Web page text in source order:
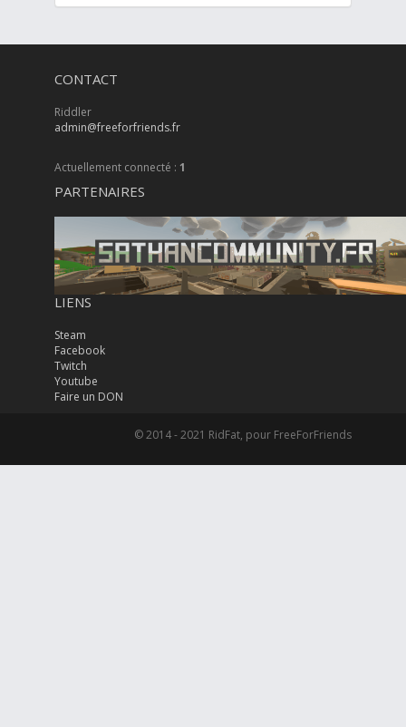
CONTACT
Riddler
admin@freeforfriends.fr
Actuellement connecté : 1
PARTENAIRES
LIENS
Steam
Facebook
Twitch
Youtube
Faire un DON
© 2014 - 2021 RidFat, pour FreeForFriends